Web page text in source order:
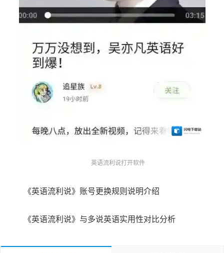
英语流利说打开软件
《英语流利说》账号更换规则说明介绍
《英语流利说》与多说英语实用性对比分析